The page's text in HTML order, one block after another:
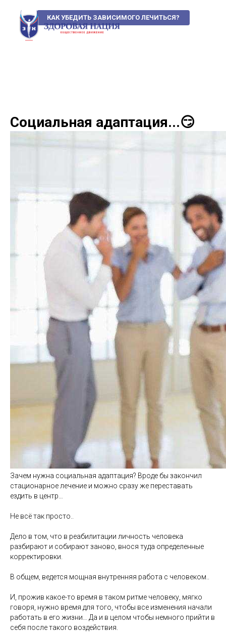
КАК УБЕДИТЬ ЗАВИСИМОГО ЛЕЧИТЬСЯ?
Социальная адаптация...😏
Зачем нужна социальная адаптация? Вроде бы закончил
стационарное лечение и можно сразу же переставать
ездить в центр…
Не всё так просто..
Дело в том, что в реабилитации личность человека
разбирают и собирают заново, внося туда определенные
корректировки.
В общем, ведется мощная внутренняя работа с человеком..
И, прожив какое-то время в таком ритме человеку, мягко
говоря, нужно время для того, чтобы все изменения начали
работать в его жизни… Да и в целом чтобы немного прийти в
себя после такого воздействия.